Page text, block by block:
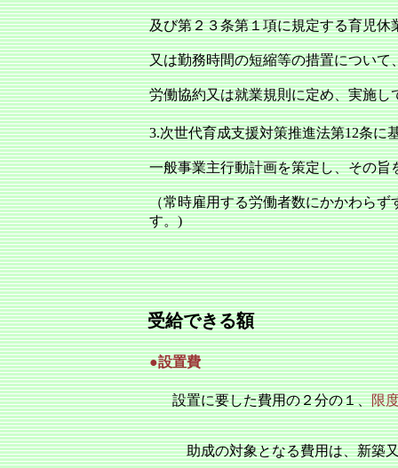
及び第２３条第１項に規定する育児休
又は勤務時間の短縮等の措置について
労働協約又は就業規則に定め、実施し
3.次世代育成支援対策推進法第12条に
一般事業主行動計画を策定し、その
（常時雇用する労働者数にかかわら
す。)
受給できる額
●設置費
設置に要した費用の２分の１、限
助成の対象となる費用は、新築